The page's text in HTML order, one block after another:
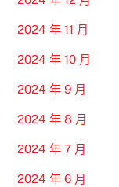
2024 年 11 月
2024 年 10 月
2024 年 9 月
2024 年 8 月
2024 年 7 月
2024 年 6 月